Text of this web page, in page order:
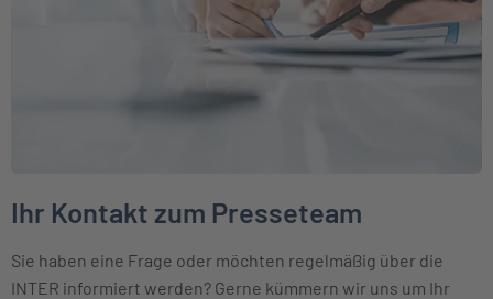
Ihr Kontakt zum Presseteam
Sie haben eine Frage oder möchten regelmäßig über die
INTER informiert werden? Gerne kümmern wir uns um Ihr